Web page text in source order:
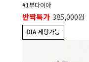
#1부다이아
반짝특가 385,000원